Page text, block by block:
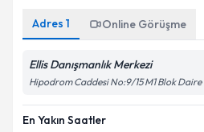
Adres 1 Online Görüşme
Ellis Danışmanlık Merkezi
Hipodrom Caddesi No:9/15 M1 Blok Daire
En Yakın Saatler